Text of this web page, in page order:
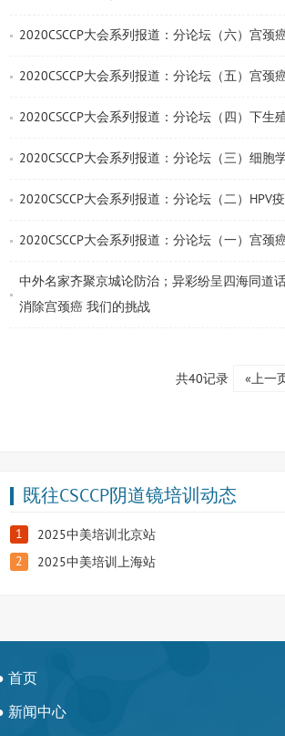
2020CSCCP大会系列报道：分论坛（六）宫
2020CSCCP大会系列报道：分论坛（五）宫颈
2020CSCCP大会系列报道：分论坛（四）下生
2020CSCCP大会系列报道：分论坛（三）细胞
2020CSCCP大会系列报道：分论坛（二）HPV
2020CSCCP大会系列报道：分论坛（一）宫颈
中外名家齐聚京城论防治；异彩纷呈四海同道
消除宫颈癌 我们的挑战
共40记录 «上一
既往CSCCP阴道镜培训动态
1
2025中美培训北京站
2
2025中美培训上海站
首页
新闻中心